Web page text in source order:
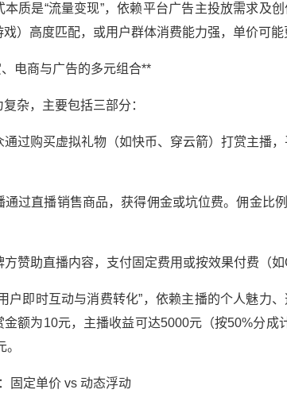
本质是“流量变现”，依赖平台广告主投放需求及
）高度匹配，或用户群体消费能力强，单价可能
电商与广告的多元组合**
杂，主要包括三部分：
通过购买虚拟礼物（如快币、穿云箭）打赏主播
通过直播销售商品，获得佣金或坑位费。佣金比
赞助直播内容，支付固定费用或按效果付费（如
户即时互动与消费转化”，依赖主播的个人魅力
金额为10元，主播收益可达5000元（按50%分成
固定单价 vs 动态浮动